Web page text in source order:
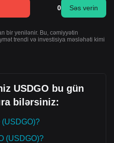
0 Səs verin
bir yenilənir. Bu, cəmiyyətin
trendi və investisiya məsləhəti kimi
USDGO bu gün
bilərsiniz:
(USDGO)?
(USDGO)?